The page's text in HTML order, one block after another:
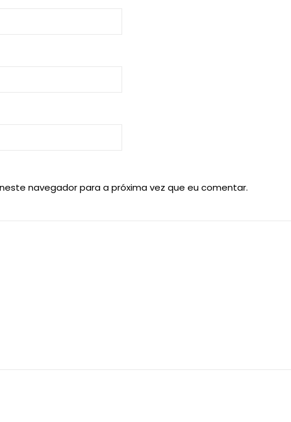
navegador para a próxima vez que eu comentar.